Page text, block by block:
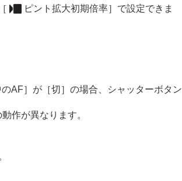
［ ピント拡大初期倍率］ で設定できま
AF］ が ［切］ の場合、シャッターボタン
作が異なります。